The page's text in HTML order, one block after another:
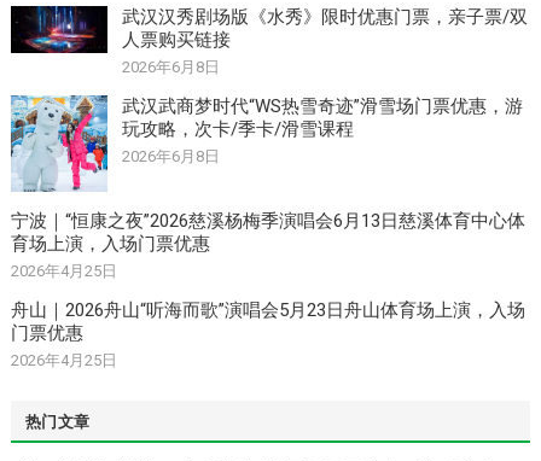
武汉汉秀剧场版《水秀》限时优惠门票，亲子票/双
人票购买链接
2026年6月8日
武汉武商梦时代“WS热雪奇迹”滑雪场门票优惠，游
玩攻略，次卡/季卡/滑雪课程
2026年6月8日
宁波｜“恒康之夜”2026慈溪杨梅季演唱会6月13日慈溪体育中心体
育场上演，入场门票优惠
2026年4月25日
舟山｜2026舟山“听海而歌”演唱会5月23日舟山体育场上演，入场
门票优惠
2026年4月25日
热门文章